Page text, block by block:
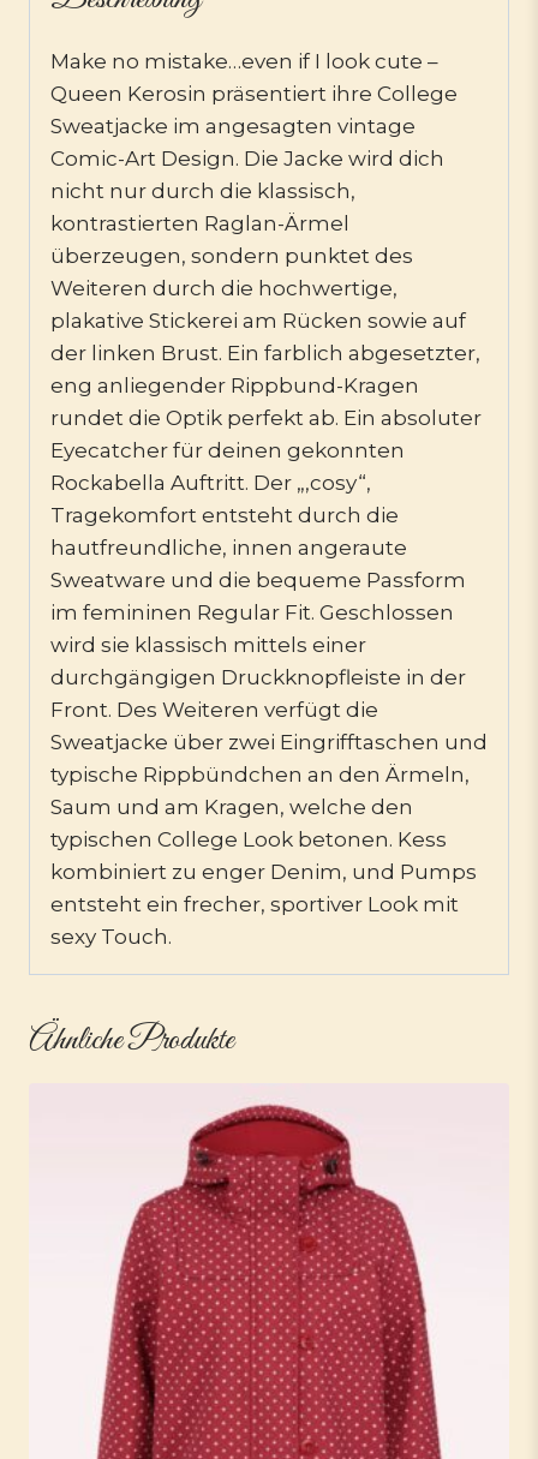
Make no mistake…even if I look cute –
Queen Kerosin präsentiert ihre College
Sweatjacke im angesagten vintage
Comic-Art Design. Die Jacke wird dich
nicht nur durch die klassisch,
kontrastierten Raglan-Ärmel
überzeugen, sondern punktet des
Weiteren durch die hochwertige,
plakative Stickerei am Rücken sowie auf
der linken Brust. Ein farblich abgesetzter,
eng anliegender Rippbund-Kragen
rundet die Optik perfekt ab. Ein absoluter
Eyecatcher für deinen gekonnten
Rockabella Auftritt. Der „,cosy“,
Tragekomfort entsteht durch die
hautfreundliche, innen angeraute
Sweatware und die bequeme Passform
im femininen Regular Fit. Geschlossen
wird sie klassisch mittels einer
durchgängigen Druckknopfleiste in der
Front. Des Weiteren verfügt die
Sweatjacke über zwei Eingrifftaschen und
typische Rippbündchen an den Ärmeln,
Saum und am Kragen, welche den
typischen College Look betonen. Kess
kombiniert zu enger Denim, und Pumps
entsteht ein frecher, sportiver Look mit
sexy Touch.
Ähnliche Produkte